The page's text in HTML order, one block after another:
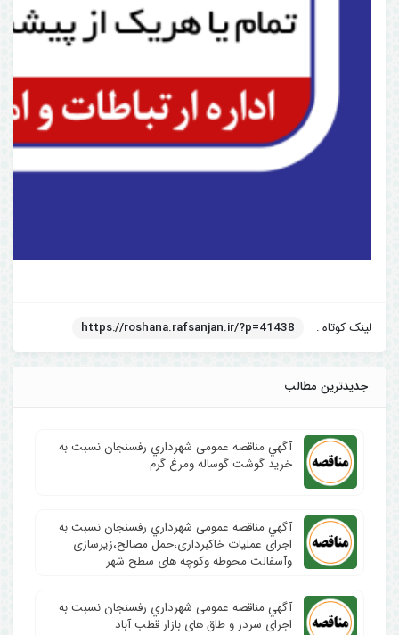
لینک کوتاه : https://roshana.rafsanjan.ir/?p=41438
جدیدترین مطالب
آگهي مناقصه عمومی شهرداري رفسنجان نسبت به
خرید گوشت گوساله ومرغ گرم
آگهي مناقصه عمومی شهرداري رفسنجان نسبت به
اجرای عملیات خاکبرداری،حمل مصالح،زیرسازی
وآسفالت محوطه وکوچه های سطح شهر
آگهي مناقصه عمومی شهرداري رفسنجان نسبت به
اجرای سردر و طاق های بازار قطب آباد